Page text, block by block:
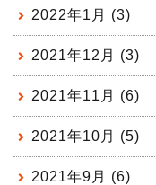
2022年1月 (3)
2021年12月 (3)
2021年11月 (6)
2021年10月 (5)
2021年9月 (6)